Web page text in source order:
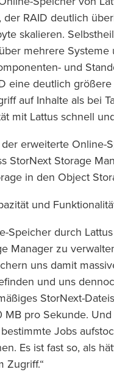
der RAID deutlich
skalieren.
mehrere
und
eine deutlich
auf Inhalte als bei
mit Lattus schnell
erweiterte Online-
StorNext Storage
in den Object
und
Speicher durch
Manager zu
uns damit
und uns
StorNext-
pro Sekunde.
Jobs
Es ist fast so, als
Zugriff.“